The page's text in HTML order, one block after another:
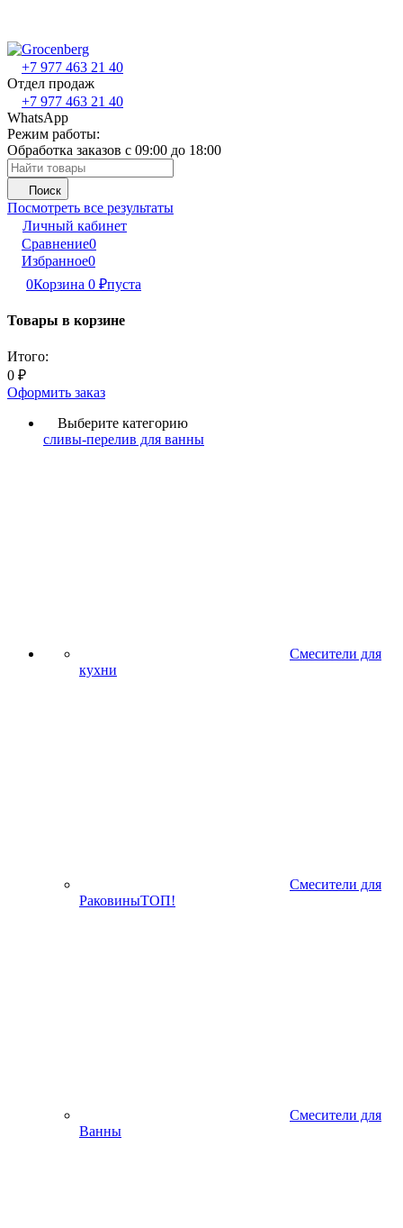
+7 977 463 21 40
Отдел продаж
+7 977 463 21 40
WhatsApp
Режим работы:
Обработка заказов с 09:00 до 18:00
Поиск
Посмотреть все результаты
Личный кабинет
Сравнение0
Избранное0
0Корзина 0 ₽пуста
Товары в корзине
Итого:
0 ₽
Оформить заказ
Выберите категорию
сливы-перелив для ванны
Смесители для
кухни
Смесители для
РаковиныТОП!
Смесители для
Ванны